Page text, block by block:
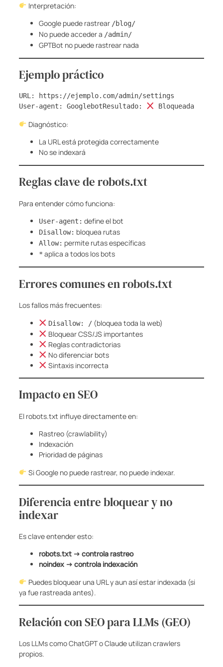
Interpretación:
Google puede rastrear /blog/
No puede acceder a /admin/
GPTBot no puede rastrear nada
Ejemplo práctico
URL: https://ejemplo.com/admin/settings
User-agent: GooglebotResultado:
Bloqueada
Diagnóstico:
La URL está protegida correctamente
No se indexará
Reglas clave de robots.txt
Para entender cómo funciona:
User-agent: define el bot
Disallow: bloquea rutas
Allow: permite rutas específicas
* aplica a todos los bots
Errores comunes en robots.txt
Los fallos más frecuentes:
Disallow: / (bloquea toda la web)
Bloquear CSS/JS importantes
Reglas contradictorias
No diferenciar bots
Sintaxis incorrecta
Impacto en SEO
El robots.txt influye directamente en:
Rastreo (crawlability)
Indexación
Prioridad de páginas
Si Google no puede rastrear, no puede indexar.
Diferencia entre bloquear y no
indexar
Es clave entender esto:
robots.txt → controla rastreo
noindex → controla indexación
Puedes bloquear una URL y aun así estar indexada (si
ya fue rastreada antes).
Relación con SEO para LLMs (GEO)
Los LLMs como ChatGPT o Claude utilizan crawlers
propios.